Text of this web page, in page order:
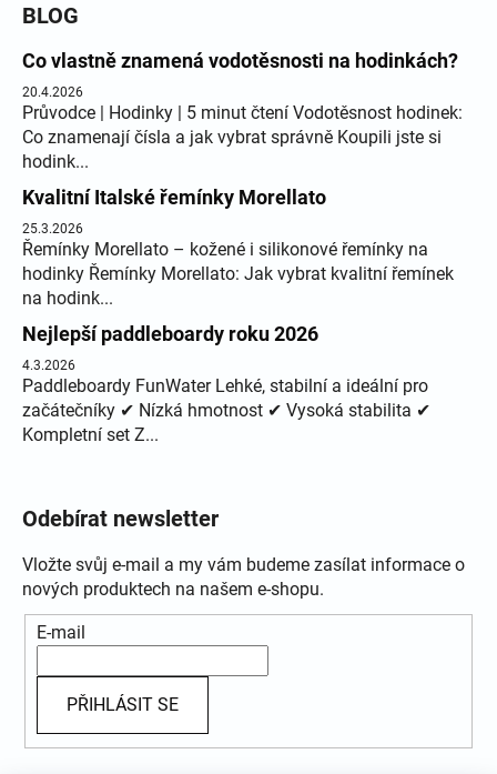
BLOG
Co vlastně znamená vodotěsnosti na hodinkách?
20.4.2026
Průvodce | Hodinky | 5 minut čtení Vodotěsnost hodinek:
Co znamenají čísla a jak vybrat správně Koupili jste si
hodink...
Kvalitní Italské řemínky Morellato
25.3.2026
Řemínky Morellato – kožené i silikonové řemínky na
hodinky Řemínky Morellato: Jak vybrat kvalitní řemínek
na hodink...
Nejlepší paddleboardy roku 2026
4.3.2026
Paddleboardy FunWater Lehké, stabilní a ideální pro
začátečníky ✔ Nízká hmotnost ✔ Vysoká stabilita ✔
Kompletní set Z...
Odebírat newsletter
Vložte svůj e-mail a my vám budeme zasílat informace o
nových produktech na našem e-shopu.
E-mail
PŘIHLÁSIT SE